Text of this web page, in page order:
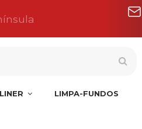
LINER LIMPA-FUNDOS